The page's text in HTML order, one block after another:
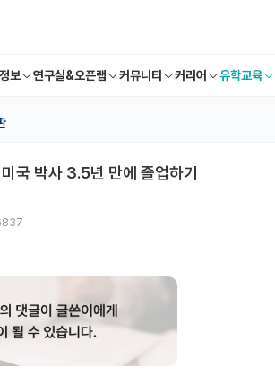
보 연구실&오픈랩 커뮤니티 커리어 유학교육
국 박사 3.5년 만에 졸업하기